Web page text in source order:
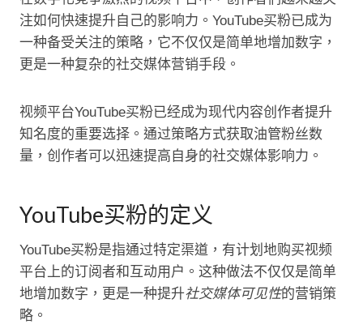
注如何快速提升自己的影响力。YouTube买粉已成为
一种备受关注的策略，它不仅仅是简单地增加数字，
更是一种复杂的社交媒体营销手段。
视频平台YouTube买粉已经成为现代内容创作者提升
知名度的重要选择。通过策略方式获取油管粉丝数
量，创作者可以迅速提高自身的社交媒体影响力。
YouTube买粉的定义
YouTube买粉是指通过特定渠道，有计划地购买视频
平台上的订阅者和互动用户。这种做法不仅仅是简单
地增加数字，更是一种提升社交媒体可见性的营销策
略。